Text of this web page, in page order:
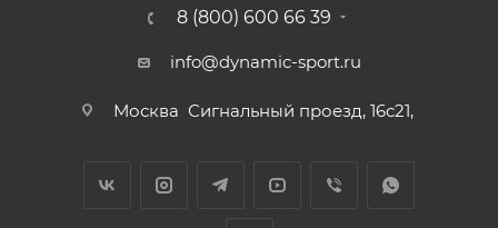
8 (800) 600 66 39
info@dynamic-sport.ru
Москва Сигнальный проезд, 16с21,